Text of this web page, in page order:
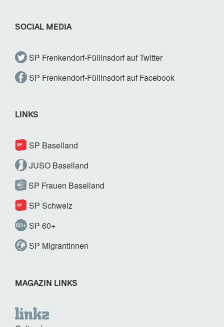
SOCIAL MEDIA
SP Frenkendorf-Füllinsdorf auf Twitter
SP Frenkendorf-Füllinsdorf auf Facebook
LINKS
SP Baselland
JUSO Baselland
SP Frauen Baselland
SP Schweiz
SP 60+
SP MigrantInnen
MAGAZIN LINKS